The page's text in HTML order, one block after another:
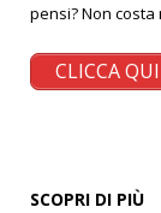
pensi? Non
CLICCA
SCOPRI DI PIÙ